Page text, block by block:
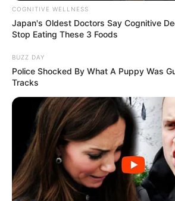
COGNITIVE WELLNESS
Japan's Oldest Doctors Say Cognitive
Stop Eating These 3 Foods
BUZZ DAY
Police Shocked By What A Puppy Was
Tracks